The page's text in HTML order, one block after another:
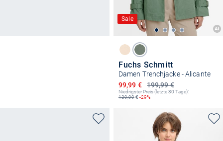
Sale
Fuchs Schmitt
Damen Trenchjacke - Alicante
199,99 €
Ermäßigter Preis
99,99 €
Niedrigster Preis (letzte 30 Tage):
139,99€ -29%